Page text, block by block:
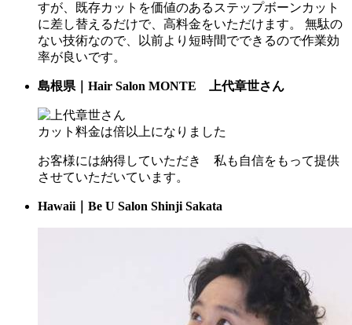
すが、既存カットを価値のあるステップボーンカット
に差し替えるだけで、高料金をいただけます。 無駄の
ない技術なので、以前より短時間でできるので作業効
率が良いです。
島根県｜Hair Salon MONTE 上代章世さん
カット料金は倍以上になりました
お客様には納得していただき 私も自信をもって提供
させていただいています。
Hawaii｜Be U Salon Shinji Sakata